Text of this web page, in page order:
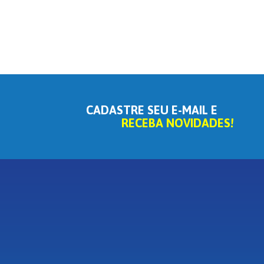
CADASTRE SEU E-MAIL E
RECEBA NOVIDADES!